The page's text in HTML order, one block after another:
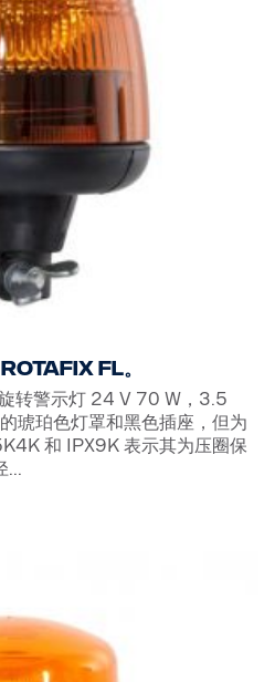
Rotafix FL。
转警示灯 24 V 70 W，3.5
琥珀色灯罩和黑色插座，但为
和 IPX9K 表示其为压圈保
...